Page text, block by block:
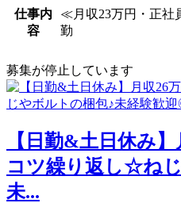
仕事内
容
≪月収23万円・正社
勤
募集が停止しています
【日勤&土日休み
コツ繰り返し☆ね
未...